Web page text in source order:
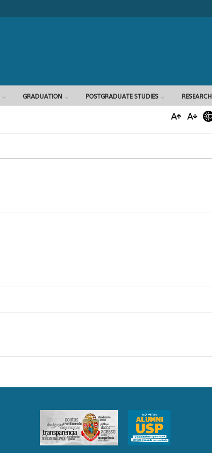
Search form
GRADUATION POSTGRADUATE STUDIES RESEARCH